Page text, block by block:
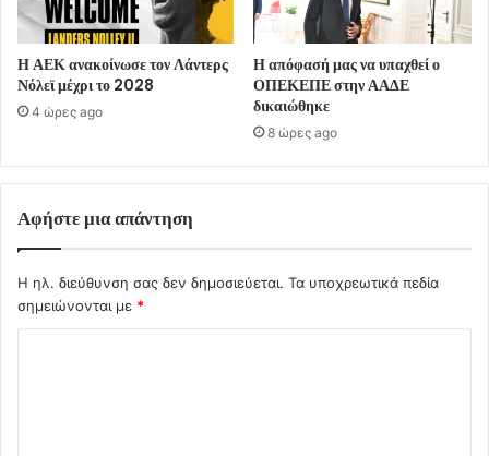
Η ΑΕΚ ανακοίνωσε τον Λάντερς
Νόλεϊ μέχρι το 2028
4 ώρες ago
Η απόφασή μας να υπαχθεί ο
ΟΠΕΚΕΠΕ στην ΑΑΔΕ
δικαιώθηκε
8 ώρες ago
Αφήστε μια απάντηση
Η ηλ. διεύθυνση σας δεν δημοσιεύεται. Τα υποχρεωτικά πεδία
σημειώνονται με *